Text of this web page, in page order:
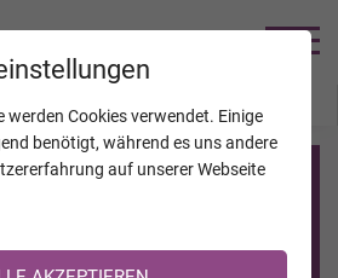
auf TrauerHilfe.it
auf TrauerHilfe.it registriert?
werden Cookies verwendet. Einige
benötigt, während es uns andere
auf unserer Webseite
KALENDER VERSTORBENE